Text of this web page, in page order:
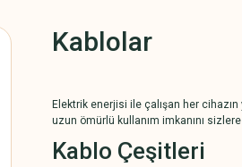
Kablolar
Elektrik enerjisi ile çalışan her cihazın
uzun ömürlü kullanım imkanını
Kablo Çeşitleri